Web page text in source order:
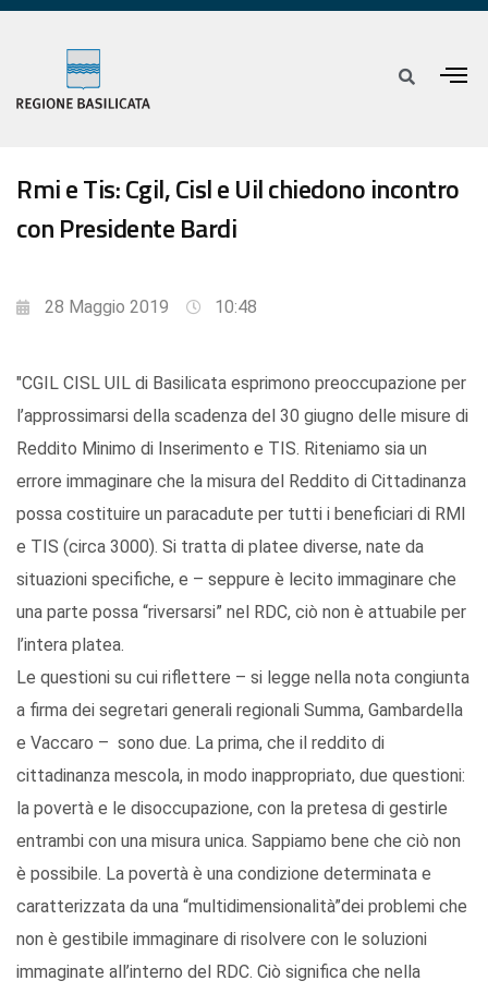
Rmi e Tis: Cgil, Cisl e Uil chiedono incontro
con Presidente Bardi
28 Maggio 2019 10:48
"CGIL CISL UIL di Basilicata esprimono preoccupazione per
l’approssimarsi della scadenza del 30 giugno delle misure di
Reddito Minimo di Inserimento e TIS. Riteniamo sia un
errore immaginare che la misura del Reddito di Cittadinanza
possa costituire un paracadute per tutti i beneficiari di RMI
e TIS (circa 3000). Si tratta di platee diverse, nate da
situazioni specifiche, e – seppure è lecito immaginare che
una parte possa “riversarsi” nel RDC, ciò non è attuabile per
l’intera platea.
Le questioni su cui riflettere – si legge nella nota congiunta
a firma dei segretari generali regionali Summa, Gambardella
e Vaccaro – sono due. La prima, che il reddito di
cittadinanza mescola, in modo inappropriato, due questioni:
la povertà e le disoccupazione, con la pretesa di gestirle
entrambi con una misura unica. Sappiamo bene che ciò non
è possibile. La povertà è una condizione determinata e
caratterizzata da una “multidimensionalità”dei problemi che
non è gestibile immaginare di risolvere con le soluzioni
immaginate all’interno del RDC. Ciò significa che nella